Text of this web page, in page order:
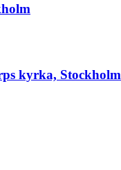
kyrka, Stockholm